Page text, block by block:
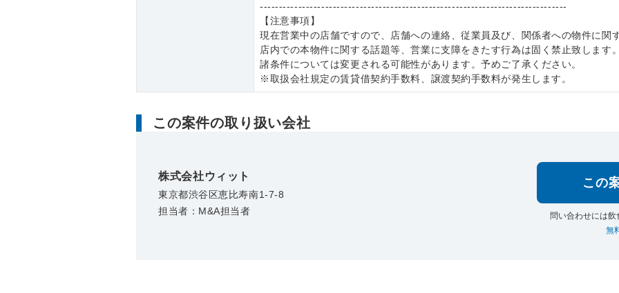
--------------------------------------------------------------------------------
【注意事項】
現在営業中の店舗ですので、店舗への連絡、従業員及び、関係者への物件に関
店内での本物件に関する話題等、営業に支障をきたす行為は固く禁止致します
諸条件については変更される可能性があります。予めご了承ください。
※取扱会社規定の賃貸借契約手数料、譲渡契約手数料が発生します。
この案件の取り扱い会社
株式会社ウィット
東京都渋谷区恵比寿南1-7-8
担当者：M&A担当者
この
問い合わせには
無